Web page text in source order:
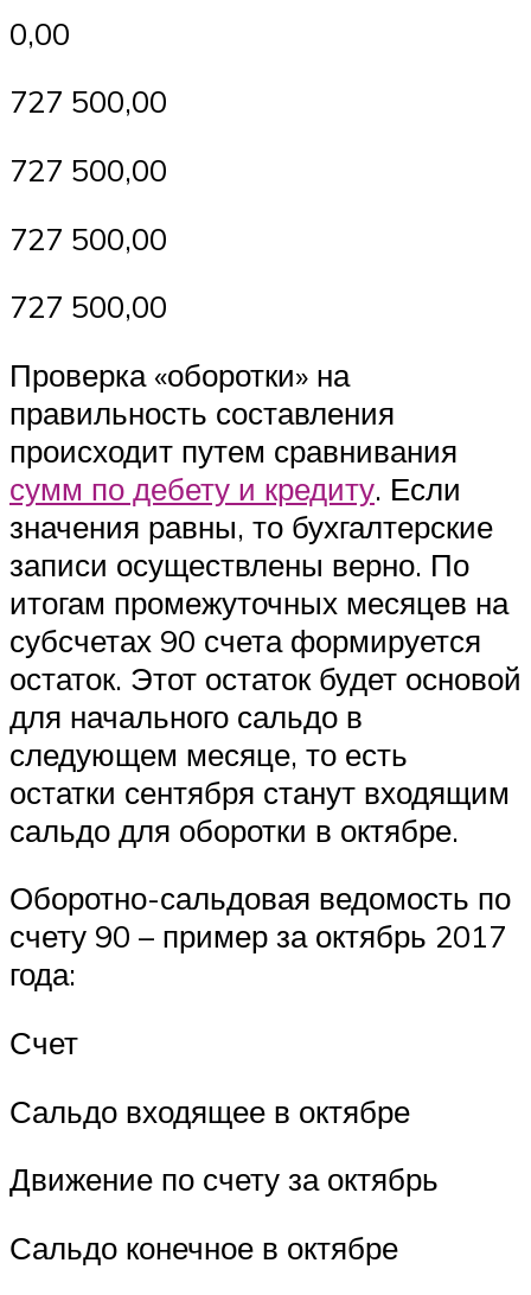
0,00
727 500,00
727 500,00
727 500,00
727 500,00
Проверка «оборотки» на
правильность составления
происходит путем сравнивания
сумм по дебету и кредиту. Если
значения равны, то бухгалтерские
записи осуществлены верно. По
итогам промежуточных месяцев на
субсчетах 90 счета формируется
остаток. Этот остаток будет основой
для начального сальдо в
следующем месяце, то есть
остатки сентября станут входящим
сальдо для оборотки в октябре.
Оборотно-сальдовая ведомость по
счету 90 – пример за октябрь 2017
года:
Счет
Сальдо входящее в октябре
Движение по счету за октябрь
Сальдо конечное в октябре